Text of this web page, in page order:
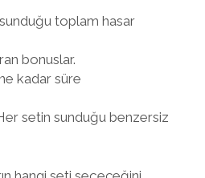
toplam hasar
bonuslar.
kadar süre
setin sunduğu benzersiz